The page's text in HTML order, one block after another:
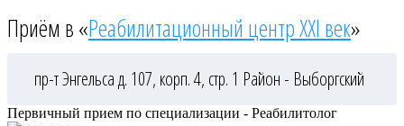
Приём в «Реабилитационный центр XXI век»
пр-т Энгельса д. 107, корп. 4, стр. 1 Район - Выборгский
Первичный прием по специализации - Реабилитолог